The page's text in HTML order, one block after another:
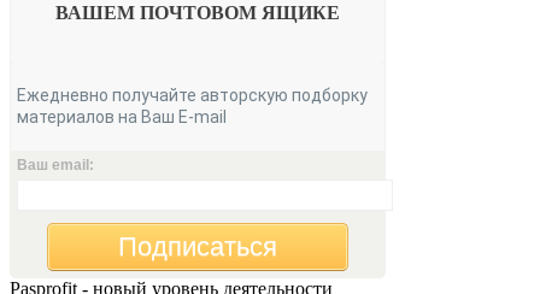
ВАШЕМ ПОЧТОВОМ ЯЩИКЕ
Ежедневно получайте авторскую подборку
материалов на Ваш E-mail
Ваш email:
Подписаться
Pasprofit - новый уровень деятельности